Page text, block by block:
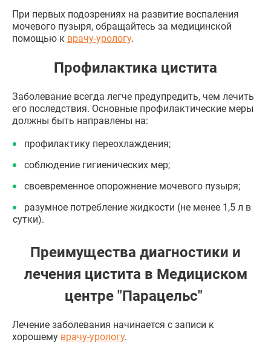
При первых подозрениях на развитие воспаления
мочевого пузыря, обращайтесь за медицинской
помощью к врачу-урологу.
Профилактика цистита
Заболевание всегда легче предупредить, чем лечить
его последствия. Основные профилактические меры
должны быть направлены на:
профилактику переохлаждения;
соблюдение гигиенических мер;
своевременное опорожнение мочевого пузыря;
разумное потребление жидкости (не менее 1,5 л в
сутки).
Преимущества диагностики и
лечения цистита в Медициском
центре "Парацельс"
Лечение заболевания начинается с записи к
хорошему врачу-урологу.